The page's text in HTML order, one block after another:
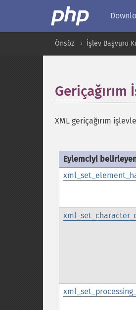
Önsöz İşlev Başvuru
Geriçağırım
XML geriçağırım
Eylemciyi